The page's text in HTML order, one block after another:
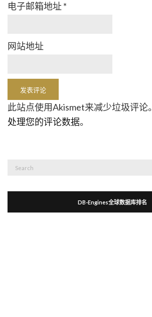
电子邮箱地址 *
网站地址
此站点使用Akismet来减少垃圾评论。
处理您的评论数据。
DB-Engines全球数据库排名